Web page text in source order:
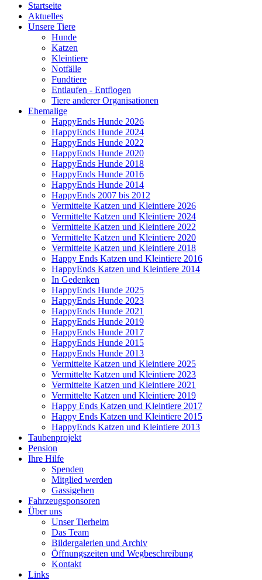
Startseite
Aktuelles
Unsere Tiere
Hunde
Katzen
Kleintiere
Notfälle
Fundtiere
Entlaufen - Entflogen
Tiere anderer Organisationen
Ehemalige
HappyEnds Hunde 2026
HappyEnds Hunde 2024
HappyEnds Hunde 2022
HappyEnds Hunde 2020
HappyEnds Hunde 2018
HappyEnds Hunde 2016
HappyEnds Hunde 2014
HappyEnds 2007 bis 2012
Vermittelte Katzen und Kleintiere 2026
Vermittelte Katzen und Kleintiere 2024
Vermittelte Katzen und Kleintiere 2022
Vermittelte Katzen und Kleintiere 2020
Vermittelte Katzen und Kleintiere 2018
Happy Ends Katzen und Kleintiere 2016
HappyEnds Katzen und Kleintiere 2014
In Gedenken
HappyEnds Hunde 2025
HappyEnds Hunde 2023
HappyEnds Hunde 2021
HappyEnds Hunde 2019
HappyEnds Hunde 2017
HappyEnds Hunde 2015
HappyEnds Hunde 2013
Vermittelte Katzen und Kleintiere 2025
Vermittelte Katzen und Kleintiere 2023
Vermittelte Katzen und Kleintiere 2021
Vermittelte Katzen und Kleintiere 2019
Happy Ends Katzen und Kleintiere 2017
Happy Ends Katzen und Kleintiere 2015
HappyEnds Katzen und Kleintiere 2013
Taubenprojekt
Pension
Ihre Hilfe
Spenden
Mitglied werden
Gassigehen
Fahrzeugsponsoren
Über uns
Unser Tierheim
Das Team
Bildergalerien und Archiv
Öffnungszeiten und Wegbeschreibung
Kontakt
Links